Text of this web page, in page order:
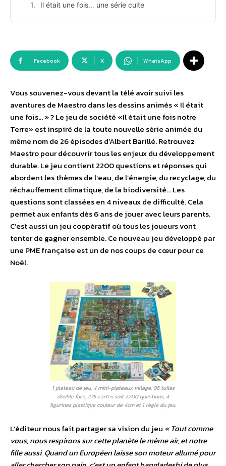
Il était une fois… une série culte
Facebook X WhatsApp
Vous souvenez-vous devant la télé avoir suivi les
aventures de Maestro dans les dessins animés « Il était
une fois… » ? Le jeu de société «Il était une fois notre
Terre» est inspiré de la toute nouvelle série animée du
même nom de 26 épisodes d’Albert Barillé. Retrouvez
Maestro pour découvrir tous les enjeux du développement
durable. Le jeu contient 2200 questions et réponses qui
abordent les thèmes de l’eau, de l’énergie, du recyclage, du
réchauffement climatique, de la biodiversité… Les
questions sont classées en 4 niveaux de difficulté. Cela
permet aux enfants dès 6 ans de jouer avec leurs parents.
C’est aussi un jeu coopératif où tous les joueurs vont
tenter de gagner ensemble. Ce nouveau jeu développé par
une PME française est un de nos coups de cœur pour ce
Noël.
1 plateau de jeu, 4 mini-plateaux village, 96 tuiles
double face, 275 cartes soit 2200 questions, 4
figurines plastique couleur de 4cm et 1 règle du jeu.
L’éditeur nous fait partager sa vision du jeu « Tout comme
vous, nous respirons sur cette planète le même air, et notre
fille aussi. Quand un Européen laisse son moteur allumé pour